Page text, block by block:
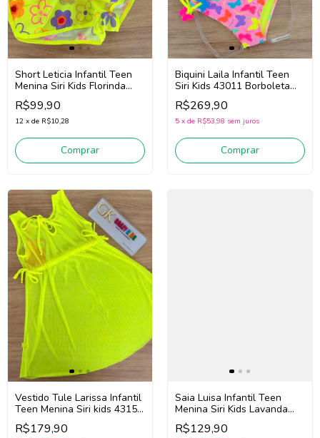
Short Leticia Infantil Teen
Menina Siri Kids Florinda
43062 (Amarelo Neon)
R$99,90
12 x de R$10,28
Comprar
Biquini Laila Infantil Teen
Siri Kids 43011 Borboleta
(Rosa/Amarelo)
R$269,90
5 x de R$53,98 sem juros
Comprar
Vestido Tule Larissa Infantil
Teen Menina Siri kids 43153
(Amarelo fluor)
R$179,90
Saia Luisa Infantil Teen
Menina Siri Kids Lavanda
43065 (Lilás)
R$129,90